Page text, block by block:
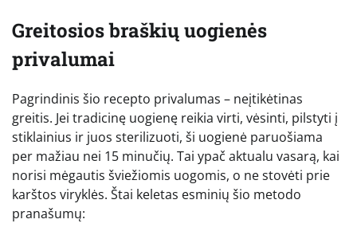
Greitosios braškių uogienės
privalumai
Pagrindinis šio recepto privalumas – neįtikėtinas
greitis. Jei tradicinę uogienę reikia virti, vėsinti, pilstyti į
stiklainius ir juos sterilizuoti, ši uogienė paruošiama
per mažiau nei 15 minučių. Tai ypač aktualu vasarą, kai
norisi mėgautis šviežiomis uogomis, o ne stovėti prie
karštos viryklės. Štai keletas esminių šio metodo
pranašumų: